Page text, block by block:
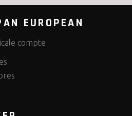
EUROPEAN
compte